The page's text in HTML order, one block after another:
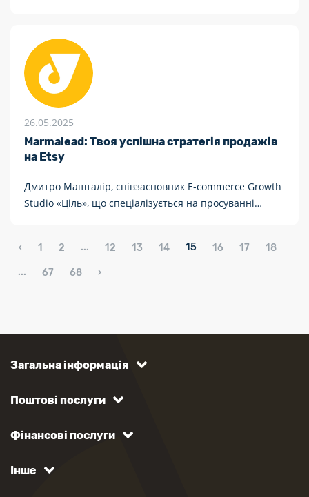
26.05.2025
Marmalead: Твоя успішна стратегія продажів
на Etsy
Дмитро Машталір, співзасновник E-commerce Growth
Studio «Ціль», що спеціалізується на просуванні
‹ 1 2 ... 12 13 14 15 16 17 18
... 67 68 ›
Загальна інформація
Поштові послуги
Фінансові послуги
Інше